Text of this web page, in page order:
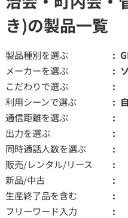
き)の製品一覧
製品種別を選ぶ
メーカーを選ぶ
こだわりで選ぶ
利用シーンで選ぶ
通信距離を選ぶ
出力を選ぶ
同時通話人数を選ぶ
販売/レンタル/リース
新品/中古
生産終了品を含む
フリーワード入力